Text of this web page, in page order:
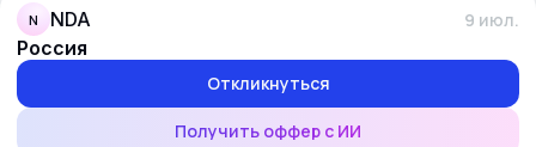
N NDA 9 июл.
Россия
Откликнуться
Получить оффер с ИИ
Политика конфиденциальности
Обработка персональных данных